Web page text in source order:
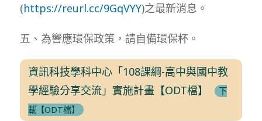
(https://reurl.cc/9GqVYY)之最新消息。
五、為響應環保政策，請自備環保杯。
資訊科技學科中心「108課綱-高中與國中教
學經驗分享交流」實施計畫【ODT檔】
下
載【ODT檔】